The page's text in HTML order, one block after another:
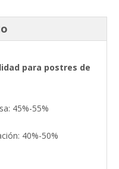
para postres de
45%-55%
40%-50%